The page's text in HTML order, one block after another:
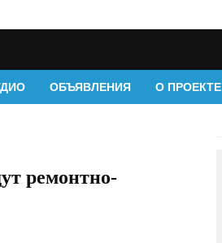
ОБЪЯВЛЕНИЯ О ПРОЕКТЕ
ремонтно-